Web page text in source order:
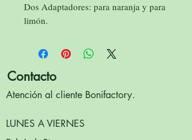
Dos Adaptadores: para naranja y para
limón.
Contacto
Atención al cliente Bonifactory.
LUNES A VIERNES